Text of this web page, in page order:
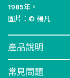
1985年。
圖片：© 楊凡
產品說明
常見問題